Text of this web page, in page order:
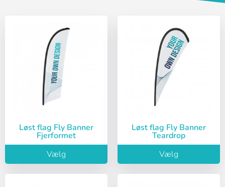
Løst flag Fly Banner
Fjerformet
Vælg
Løst flag Fly Banner
Teardrop
Vælg